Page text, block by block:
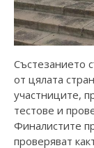
Състезанието
от цялата
участниците,
тестове и
Финалистите
проверяват